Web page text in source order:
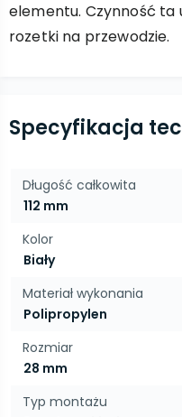
elementu. Czynność ta
rozetki na przewodzie.
Specyfikacja
Długość całkowita
112 mm
Kolor
Biały
Materiał wykonania
Polipropylen
Rozmiar
28 mm
Typ montażu